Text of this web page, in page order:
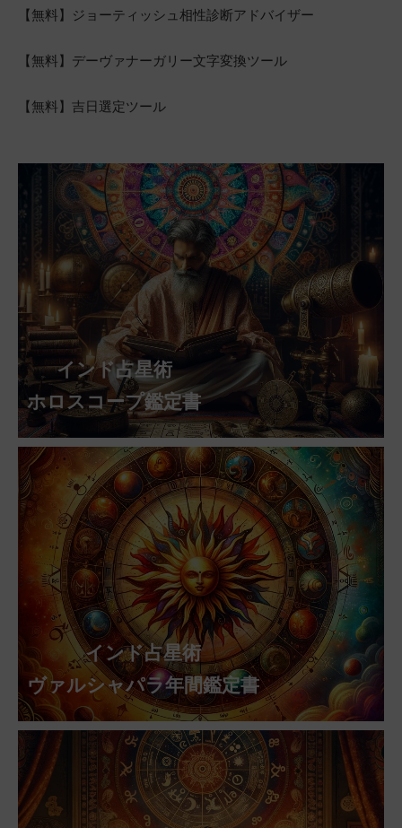
【無料】ジョーティッシュ相性診断アドバイザー
【無料】デーヴァナーガリー文字変換ツール
【無料】吉日選定ツール
インド占星術
ホロスコープ鑑定書
インド占星術
ヴァルシャパラ年間鑑定書